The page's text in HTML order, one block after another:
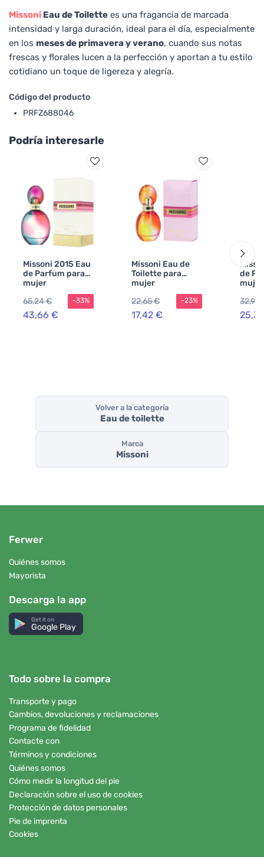
Missoni Eau de Toilette es una fragancia de marcada
intensidad y larga duración, ideal para el día, especialmente
en los meses de primavera y verano, cuando sus notas
frescas y florales lucen a la perfección y aportan a tu estilo
cotidiano un toque de ligereza y alegría.
Código del producto
PRFZ688046
Podría interesarle
Missoni 2015 Eau
de Parfum para
mujer
65,24 €
43,66 €
-33%
Missoni Eau de
Toilette para
mujer
22,65 €
17,42 €
-23%
de
mujer
32,96
Volver a la categoría
Eau de toilette
Marca
Missoni
Ferwer
Quiénes somos
Mayorista
Descarga la app
Get it on
Google Play
Todo sobre la compra
Transporte y pago
Cambios, devoluciones y reclamaciones
Programa de fidelidad
Contacte con
Términos y condiciones
Quiénes somos
Cómo medir la longitud del pie
Declaración sobre el uso de cookies
Protección de datos personales
Pie de imprenta
Cookies